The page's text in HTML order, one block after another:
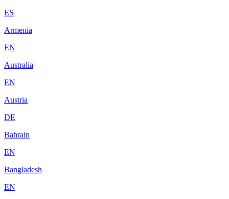
ES
Armenia
EN
Australia
EN
Austria
DE
Bahrain
EN
Bangladesh
EN